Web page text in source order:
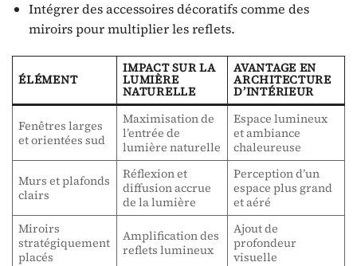
Intégrer des accessoires décoratifs comme des
miroirs pour multiplier les reflets.
ÉLÉMENT
IMPACT SUR LA
LUMIÈRE
NATURELLE
AVANTAGE EN
ARCHITECTURE
D’INTÉRIEUR
Fenêtres larges
et orientées sud
Maximisation de
l’entrée de
lumière naturelle
Espace lumineux
et ambiance
chaleureuse
Murs et plafonds
clairs
Réflexion et
diffusion accrue
de la lumière
Perception d’un
espace plus grand
et aéré
Miroirs
stratégiquement
placés
Amplification des
reflets lumineux
Ajout de
profondeur
visuelle